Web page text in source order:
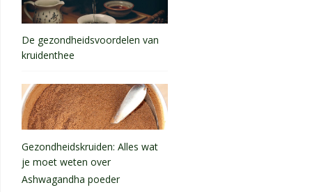
De gezondheidsvoordelen van
kruidenthee
Gezondheidskruiden: Alles wat
je moet weten over
Ashwagandha poeder